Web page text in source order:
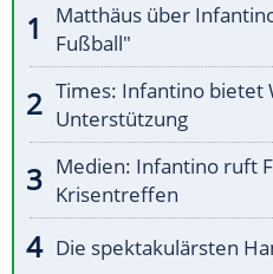
Matthäus über
Fußball"
Times: Infantino bietet
Unterstützung
Medien: Infantino ruft
Krisentreffen
Die spektakulärsten